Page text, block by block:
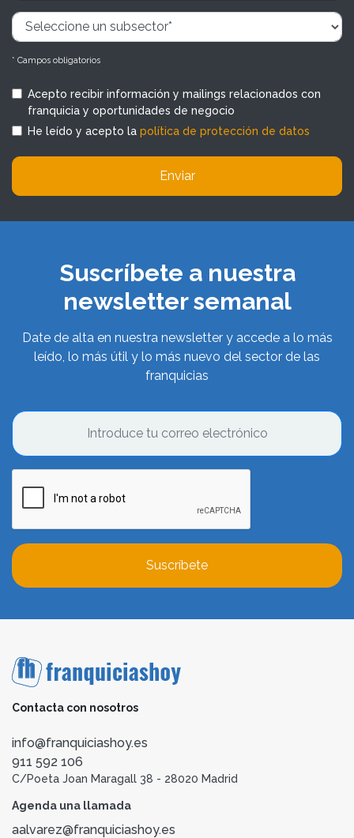
* Campos obligatorios
Acepto recibir información y mailings relacionados con
franquicia y oportunidades de negocio
He leído y acepto la política de protección de datos
Enviar
Suscríbete a nuestra
newsletter semanal
Date de alta en nuestra newsletter y accede a lo más
leído, lo más útil y lo más nuevo del sector de las
franquicias
Suscríbete
Contacta con nosotros
info@franquiciashoy.es
911 592 106
C/Poeta Joan Maragall 38 - 28020 Madrid
Agenda una llamada
aalvarez@franquiciashoy.es